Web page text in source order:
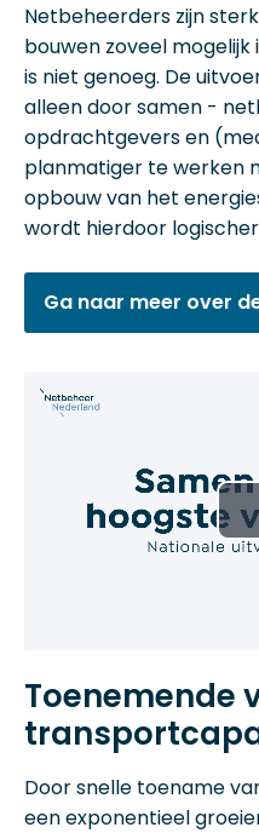
Netbeheerders zijn
bouwen zoveel
is niet genoeg. De
alleen door samen -
opdrachtgevers en
planmatiger te werken
opbouw van het
wordt hierdoor
Toenemende
Door snelle toename
een exponentieel